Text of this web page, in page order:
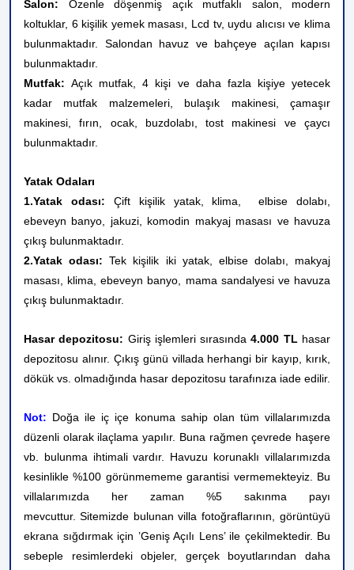
Salon: Özenle döşenmiş açık mutfaklı salon, modern
koltuklar, 6 kişilik yemek masası, Lcd tv, uydu alıcısı ve klima
bulunmaktadır. Salondan havuz ve bahçeye açılan kapısı
bulunmaktadır.
Mutfak:Açık mutfak, 4 kişi ve daha fazla kişiye yetecek
kadar mutfak malzemeleri, bulaşık makinesi, çamaşır
makinesi, fırın, ocak, buzdolabı, tost makinesi ve çaycı
bulunmaktadır.
Yatak Odaları
1.Yatak odası: Çift kişilik yatak, klima, elbise dolabı,
ebeveyn banyo, jakuzi, komodin makyaj masası ve havuza
çıkış bulunmaktadır.
2.Yatak odası:Tek kişilik iki yatak, elbise dolabı, makyaj
masası, klima, ebeveyn banyo, mama sandalyesi ve havuza
çıkış bulunmaktadır.
Hasar depozitosu: Giriş işlemleri sırasında4.000 TL hasar
depozitosu alınır. Çıkış günü villada herhangi bir kayıp, kırık,
dökük vs. olmadığında hasar depozitosu tarafınıza iade edilir.
Not: Doğa ile iç içe konuma sahip olan tüm villalarımızda
düzenli olarak ilaçlama yapılır. Buna rağmen çevrede haşere
vb. bulunma ihtimali vardır. Havuzu korunaklı villalarımızda
kesinlikle %100 görünmememe garantisi vermemekteyiz. Bu
villalarımızda her zaman %5 sakınma payı
mevcuttur. Sitemizde bulunan villa fotoğraflarının, görüntüyü
ekrana sığdırmak için ’Geniş Açılı Lens’ ile çekilmektedir. Bu
sebeple resimlerdeki objeler, gerçek boyutlarından daha